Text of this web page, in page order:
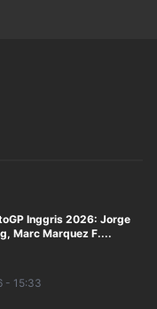
Inggris 2026: Jorge
Marc Marquez F....
- 15:33